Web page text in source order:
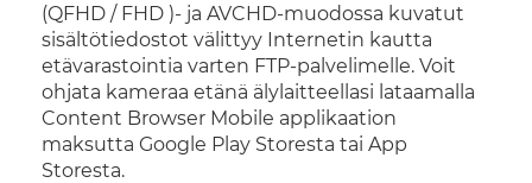
(QFHD / FHD )- ja AVCHD-muodossa kuvatut
sisältötiedostot välittyy Internetin kautta
etävarastointia varten FTP-palvelimelle. Voit
ohjata kameraa etänä älylaitteellasi lataamalla
Content Browser Mobile applikaation
maksutta Google Play Storesta tai App
Storesta.